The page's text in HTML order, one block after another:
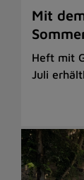
Mit
Heft mit
Juli